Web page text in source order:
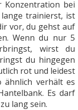
Konzentration bei
trainierst, ist
vor, du gehst auf
Wenn du nur 5
wirst du
du hingegen
rot und leidest
ähnlich verhält es
Es darf
lang sein.